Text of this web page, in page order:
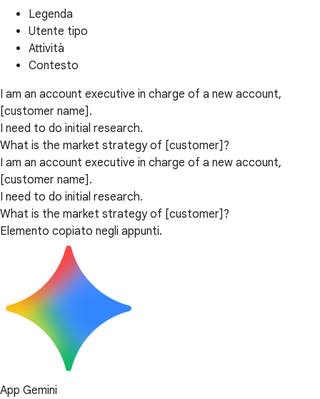
Legenda
Utente tipo
Attività
Contesto
I am an account executive in charge of a new account,
[customer name].
I need to do initial research.
What is the market strategy of [customer]?
I am an account executive in charge of a new account,
[customer name].
I need to do initial research.
What is the market strategy of [customer]?
Elemento copiato negli appunti.
App Gemini